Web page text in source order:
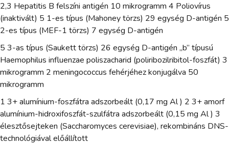
2,3 Hepatitis B felszíni antigén 10 mikrogramm 4 Poliovírus
(inaktivált) 5 1-es típus (Mahoney törzs) 29 egység D-antigén 5
2-es típus (MEF-1 törzs) 7 egység D-antigén
5 3-as típus (Saukett törzs) 26 egység D-antigén „b” típusú
Haemophilus influenzae poliszacharid (poliribozilribitol-foszfát) 3
mikrogramm 2 meningococcus fehérjéhez konjugálva 50
mikrogramm
1 3+ alumínium-foszfátra adszorbeált (0,17 mg Al ) 2 3+ amorf
alumínium-hidroxifoszfát-szulfátra adszorbeált (0,15 mg Al ) 3
élesztősejteken (Saccharomyces cerevisiae), rekombináns DNS-
technológiával előállított